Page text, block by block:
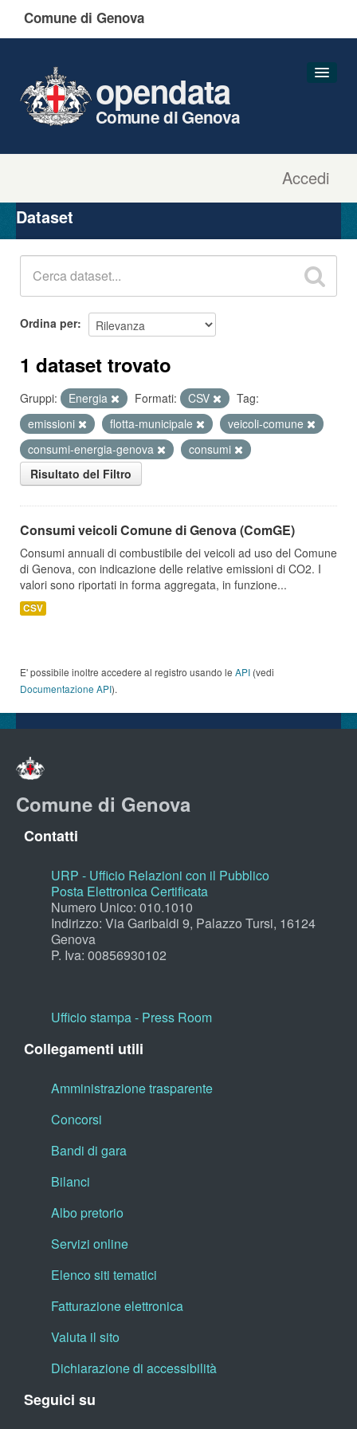
Comune di Genova
Accedi
opendata
Comune di Genova
Organizzazioni
Gruppi
Dataset
Ordina per
1 dataset trovato
Gruppi: Energia Formati: CSV
Tag:
emissioni
flotta-municipale
veicoli-comune
consumi-energia-genova
consumi
Risultato del Filtro
Consumi veicoli Comune di Genova (ComGE)
Consumi annuali di combustibile dei veicoli ad uso del Comune
di Genova, con indicazione delle relative emissioni di CO2. I
valori sono riportati in forma aggregata, in funzione...
CSV
E' possibile inoltre accedere al registro usando le API (vedi
Documentazione API).
Comune di Genova
Contatti
URP - Ufficio Relazioni con il Pubblico
Posta Elettronica Certificata
Numero Unico: 010.1010
Indirizzo: Via Garibaldi 9, Palazzo Tursi, 16124
Genova
P. Iva: 00856930102
Ufficio stampa - Press Room
Collegamenti utili
Amministrazione trasparente
Concorsi
Bandi di gara
Bilanci
Albo pretorio
Servizi online
Elenco siti tematici
Fatturazione elettronica
Valuta il sito
Dichiarazione di accessibilità
Seguici su